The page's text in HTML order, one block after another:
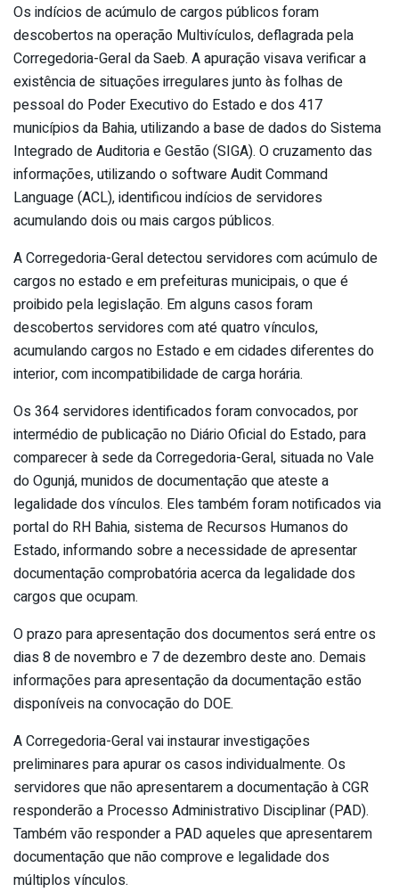
Os indícios de acúmulo de cargos públicos foram
descobertos na operação Multivículos, deflagrada pela
Corregedoria-Geral da Saeb. A apuração visava verificar a
existência de situações irregulares junto às folhas de
pessoal do Poder Executivo do Estado e dos 417
municípios da Bahia, utilizando a base de dados do Sistema
Integrado de Auditoria e Gestão (SIGA). O cruzamento das
informações, utilizando o software Audit Command
Language (ACL), identificou indícios de servidores
acumulando dois ou mais cargos públicos.
A Corregedoria-Geral detectou servidores com acúmulo de
cargos no estado e em prefeituras municipais, o que é
proibido pela legislação. Em alguns casos foram
descobertos servidores com até quatro vínculos,
acumulando cargos no Estado e em cidades diferentes do
interior, com incompatibilidade de carga horária.
Os 364 servidores identificados foram convocados, por
intermédio de publicação no Diário Oficial do Estado, para
comparecer à sede da Corregedoria-Geral, situada no Vale
do Ogunjá, munidos de documentação que ateste a
legalidade dos vínculos. Eles também foram notificados via
portal do RH Bahia, sistema de Recursos Humanos do
Estado, informando sobre a necessidade de apresentar
documentação comprobatória acerca da legalidade dos
cargos que ocupam.
O prazo para apresentação dos documentos será entre os
dias 8 de novembro e 7 de dezembro deste ano. Demais
informações para apresentação da documentação estão
disponíveis na convocação do DOE.
A Corregedoria-Geral vai instaurar investigações
preliminares para apurar os casos individualmente. Os
servidores que não apresentarem a documentação à CGR
responderão a Processo Administrativo Disciplinar (PAD).
Também vão responder a PAD aqueles que apresentarem
documentação que não comprove e legalidade dos
múltiplos vínculos.